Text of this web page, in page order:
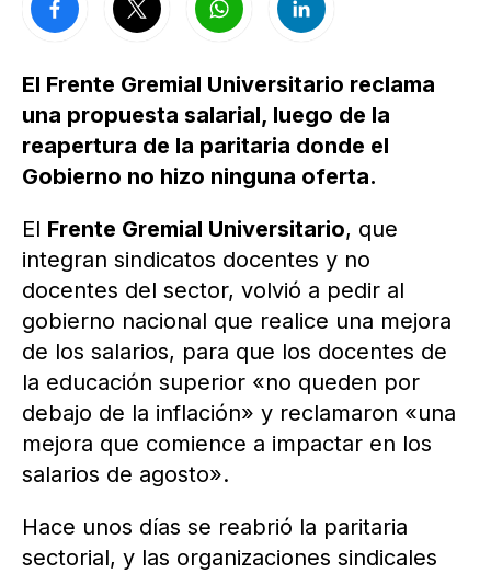
El Frente Gremial Universitario reclama
una propuesta salarial, luego de la
reapertura de la paritaria donde el
Gobierno no hizo ninguna oferta.
El Frente Gremial Universitario, que
integran sindicatos docentes y no
docentes del sector, volvió a pedir al
gobierno nacional que realice una mejora
de los salarios, para que los docentes de
la educación superior «no queden por
debajo de la inflación» y reclamaron «una
mejora que comience a impactar en los
salarios de agosto».
Hace unos días se reabrió la paritaria
sectorial, y las organizaciones sindicales